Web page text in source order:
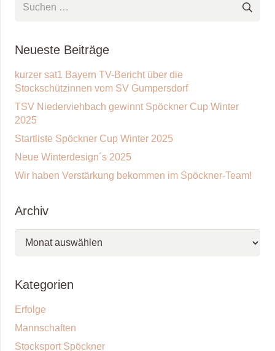
Neueste Beiträge
kurzer sat1 Bayern TV-Bericht über die
Stockschützinnen vom SV Gumpersdorf
TSV Niederviehbach gewinnt Spöckner Cup Winter
2025
Startliste Spöckner Cup Winter 2025
Neue Winterdesign´s 2025
Wir haben Verstärkung bekommen im Spöckner-Team!
Archiv
Archiv
Kategorien
Erfolge
Mannschaften
Stocksport Spöckner